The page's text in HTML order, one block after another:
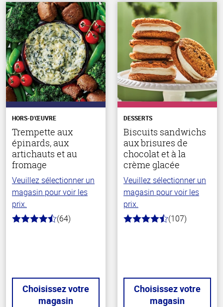
HORS-D'ŒUVRE
Trempette aux
épinards, aux
artichauts et au
fromage
Veuillez sélectionner un
magasin pour voir les
prix.
4.4
(64)
Choisissez votre
magasin
DESSERTS
Biscuits sandwichs
aux brisures de
chocolat et à la
crème glacée
Veuillez sélectionner un
magasin pour voir les
prix.
4.2
(107)
Choisissez votre
magasin